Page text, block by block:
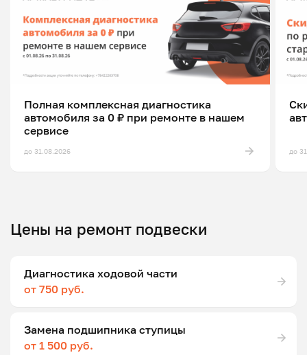
Полная комплексная диагностика
автомобиля за 0 ₽ при ремонте в нашем
сервисе
до 31.08.2026 до
Цены на ремонт подвески
Диагностика ходовой части
от 750 руб.
Замена подшипника ступицы
от 1 500 руб.